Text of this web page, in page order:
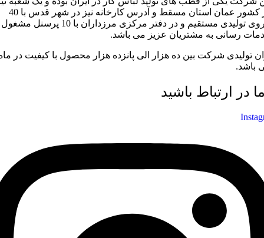
در کشور عمان استان مسقط و آدرس کارخانه نیز در شهر قدس با 40
نیروی تولیدی مستقیم و در دفتر مرکزی مرزداران با 10 پرسنل مشغول
رسانی به مشتریان عزیز می باشد.
تولیدی شرکت بین ده هزار الی پانزده هزار محصول با کیفیت در
باشد.
در ارتباط باشید